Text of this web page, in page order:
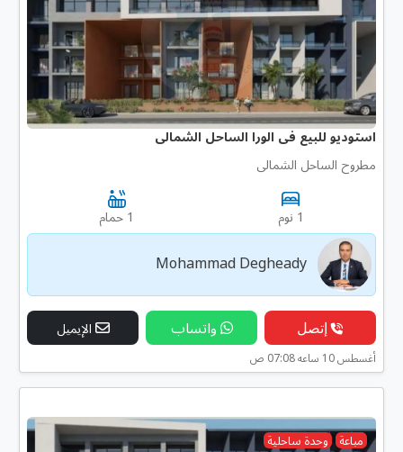
استوديو للبيع فى الورا الساحل الشمالى
مطروح الساحل الشمالى
1 نوم 1 حمام
Mohammad Degheady
إتصل واتساب الإيميل
أغسطس 10 ساعه 07:08 ص
مباعة وحدة ساحلية